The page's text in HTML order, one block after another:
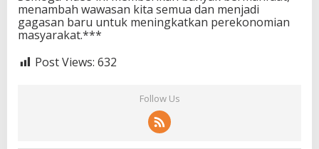
menambah wawasan kita semua dan menjadi
gagasan baru untuk meningkatkan perekonomian
masyarakat.***
Post Views: 632
Follow Us